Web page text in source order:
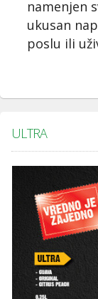
namenjen
ukusan
poslu ili
ULTRA